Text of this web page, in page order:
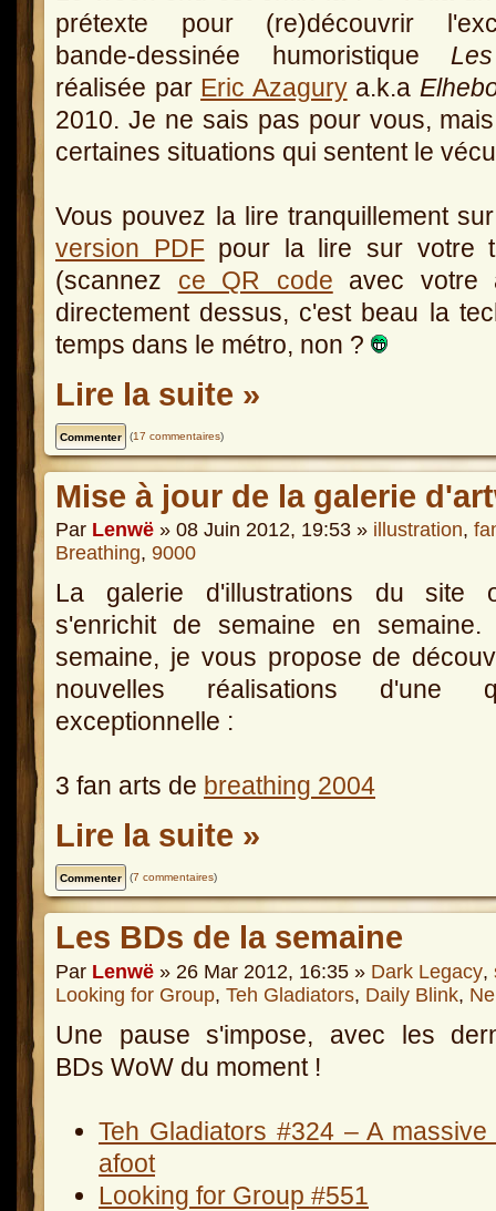
prétexte pour (re)découvrir
bande-dessinée humoristique
réalisée par Eric Azagurya.k.a
2010. Je ne sais pas pour vous,
certaines situations qui sentent le
Vous pouvez la lire tranquillement
version PDFpour la lire sur votre
(scannez ce QR code avec votre
directement dessus, c'est beau la
temps dans le métro, non ?
Lire la suite »
(17 commentaires)
Mise à jour de la galerie
Par Lenwë » 08 Juin 2012, 19:53 » illustration,
Breathing, 9000
La galerie d'illustrations du site
s'enrichit de semaine en semaine.
semaine, je vous propose de
nouvelles réalisations d'une
exceptionnelle :
3 fan arts de breathing 2004
Lire la suite »
(7 commentaires)
Les BDs de la semaine
Par Lenwë » 26 Mar 2012, 16:35 » Dark Legacy,
Looking for Group, Teh Gladiators, Daily Blink,
Une pause s'impose, avec les
BDs WoW du moment !
Teh Gladiators #324 – A massive
afoot
Looking for Group #551